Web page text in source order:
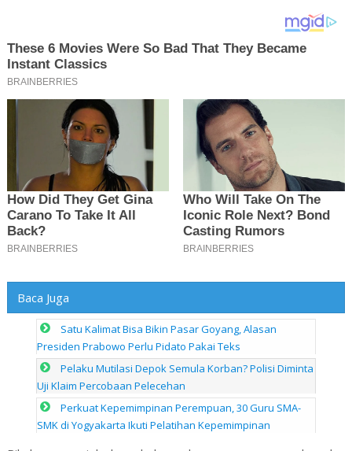
Baca Juga
Satu Kalimat Bisa Bikin Pasar Goyang, Alasan
Presiden Prabowo Perlu Pidato Pakai Teks
Pelaku Mutilasi Depok Semula Korban? Polisi Diminta
Uji Klaim Percobaan Pelecehan
Perkuat Kepemimpinan Perempuan, 30 Guru SMA-
SMK di Yogyakarta Ikuti Pelatihan Kepemimpinan